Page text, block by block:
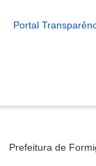
Portal
Prefeitura de